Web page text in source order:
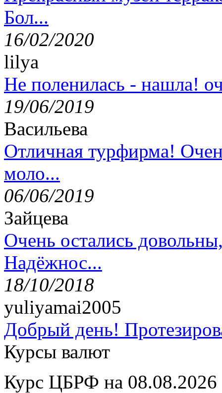
Бол...
16/02/2020
lilya
Не поленилась - нашла!
19/06/2019
Васильева
Отличная турфирма!
моло...
06/06/2019
Зайцева
Очень остались
Надёжнос...
18/10/2018
yuliyamai2005
Добрый день!
Курсы валют
Курс ЦБРФ на 08.08.2026